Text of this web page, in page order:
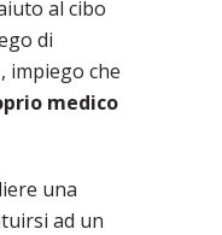
al cibo
di
, impiego che
medico
una
ad un